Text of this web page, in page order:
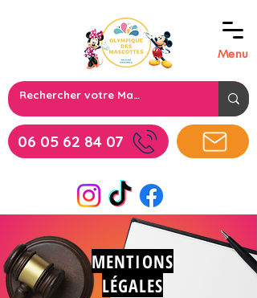
06 05 62 84 07
Menu
MENTIONS
LÉGALES